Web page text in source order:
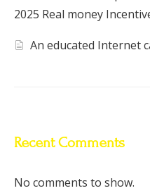
2025 Real money
An educated Internet
Recent Comments
No comments to show.